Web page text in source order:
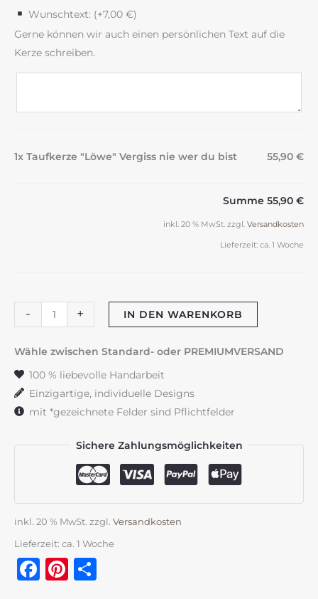
Wunschtext: (+7,00 €)
Gerne können wir auch einen persönlichen Text auf die
Kerze schreiben.
1x Taufkerze "Löwe" Vergiss nie wer du bist 55,90 €
Summe 55,90 €
inkl. 20 % MwSt. zzgl. Versandkosten
Lieferzeit: ca. 1 Woche
-
Taufkerze
"Löwe"
Vergiss
+ IN DEN WARENKORB
Wähle zwischen Standard- oder PREMIUMVERSAND
100 % liebevolle Handarbeit
Einzigartige, individuelle Designs
mit *gezeichnete Felder sind Pflichtfelder
Sichere Zahlungsmöglichkeiten
inkl. 20 % MwSt. zzgl. Versandkosten
Lieferzeit: ca. 1 Woche
Facebook
Pinterest